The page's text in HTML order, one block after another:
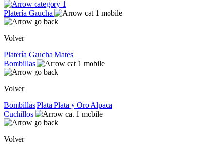
Platería Gaucha
Volver
Platería Gaucha Mates
Bombillas
Volver
Bombillas Plata Plata y Oro Alpaca
Cuchillos
Volver